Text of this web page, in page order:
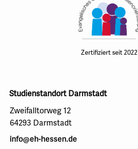
Zertifiziert seit 2022
Studienstandort Darmstadt
Zweifalltorweg 12
64293 Darmstadt
info@eh-hessen.de